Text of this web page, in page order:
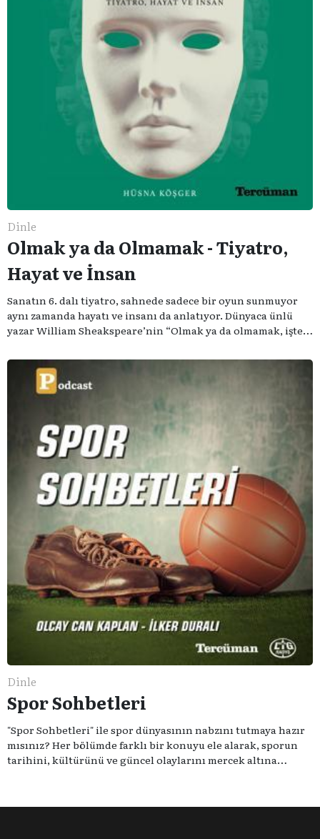
Dinle
Olmak ya da Olmamak - Tiyatro,
Hayat ve İnsan
Sanatın 6. dalı tiyatro, sahnede sadece bir oyun sunmuyor
aynı zamanda hayatı ve insanı da anlatıyor. Dünyaca ünlü
yazar William Sheakspeare’nin “Olmak ya da olmamak, işte
serimizde; tiyatroyu, alanının uzman isimleriyle
konuşuyoruz..
Dinle
Spor Sohbetleri
"Spor Sohbetleri" ile spor dünyasının nabzını tutmaya hazır
mısınız? Her bölümde farklı bir konuyu ele alarak, sporun
tarihini, kültürünü ve güncel olaylarını mercek altına
olmadığına inananlardansanız "Spor Sohbetleri" tam size